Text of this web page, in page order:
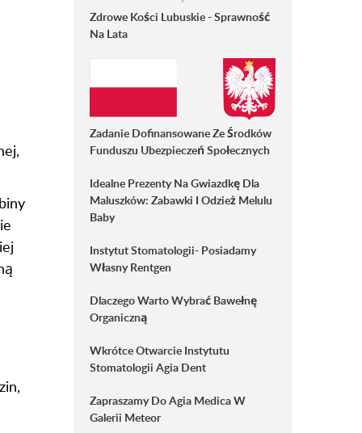
Zdrowe Kości Lubuskie - Sprawność
Na Lata
Zadanie Dofinansowane Ze Środków
Funduszu Ubezpieczeń Społecznych
Idealne Prezenty Na Gwiazdkę Dla
Maluszków: Zabawki I Odzież Melulu
Baby
Instytut Stomatologii- Posiadamy
Własny Rentgen
Dlaczego Warto Wybrać Bawełnę
Organiczną
Wkrótce Otwarcie Instytutu
Stomatologii Agia Dent
Zapraszamy Do Agia Medica W
Galerii Meteor